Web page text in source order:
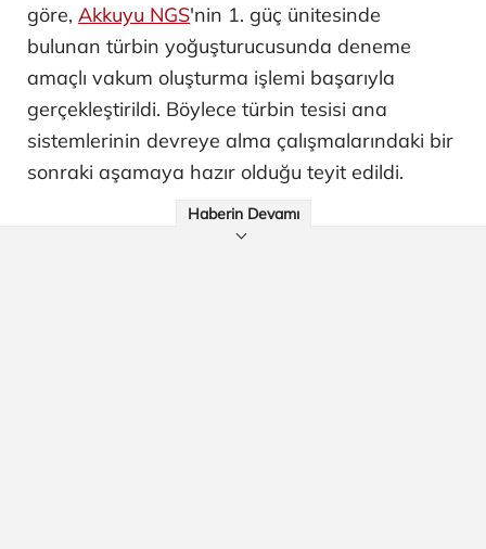
göre, Akkuyu NGS'nin 1. güç ünitesinde
bulunan türbin yoğuşturucusunda deneme
amaçlı vakum oluşturma işlemi başarıyla
gerçekleştirildi. Böylece türbin tesisi ana
sistemlerinin devreye alma çalışmalarındaki bir
sonraki aşamaya hazır olduğu teyit edildi.
Haberin Devamı